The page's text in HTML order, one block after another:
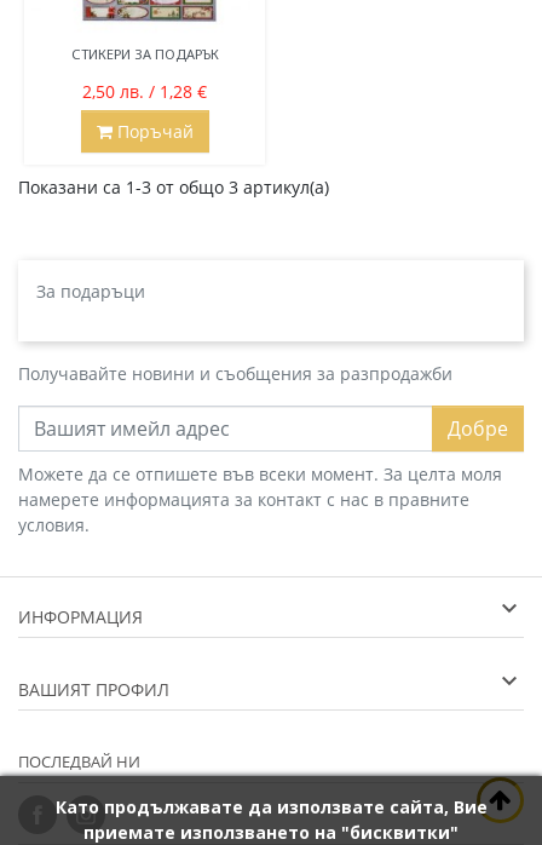
Като продължавате да използвате сайта, Вие
приемате използването на "бисквитки"
СТИКЕРИ ЗА ПОДАРЪК
2,50 лв. / 1,28 €
Поръчай
Показани са 1-3 от общо 3 артикул(а)
За подаръци
Получавайте новини и съобщения за разпродажби
Добре
Можете да се отпишете във всеки момент. За целта моля
намерете информацията за контакт с нас в правните
условия.
ИНФОРМАЦИЯ
ВАШИЯТ ПРОФИЛ
ПОСЛЕДВАЙ НИ